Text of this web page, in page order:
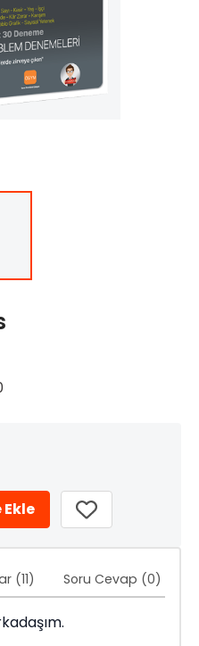
Ekle
(11) Soru Cevap (0)